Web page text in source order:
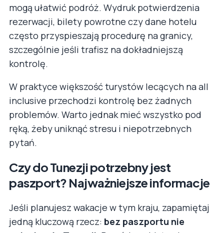
mogą ułatwić podróż. Wydruk potwierdzenia
rezerwacji, bilety powrotne czy dane hotelu
często przyspieszają procedurę na granicy,
szczególnie jeśli trafisz na dokładniejszą
kontrolę.
W praktyce większość turystów lecących na all
inclusive przechodzi kontrolę bez żadnych
problemów. Warto jednak mieć wszystko pod
ręką, żeby uniknąć stresu i niepotrzebnych
pytań.
Czy do Tunezji potrzebny jest
paszport? Najważniejsze informacje
Jeśli planujesz wakacje w tym kraju, zapamiętaj
jedną kluczową rzecz: bez paszportu nie